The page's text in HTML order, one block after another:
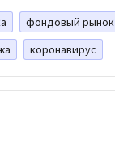
фондовый рынок
коронавирус